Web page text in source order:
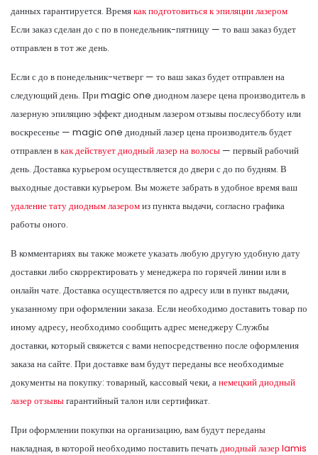
данных гарантируется. Времякак подготовиться к эпиляции лазером
Если заказ сделан до с по в понедельник-пятницу — то ваш заказ будет
отправлен в тот же день.
Если с до в понедельник-четверг — то ваш заказ будет отправлен на
следующий день. При magic one диодном лазере цена производитель в
лазерную эпиляцию эффект диодным лазером отзывы послесубботу или
воскресенье — magic one диодный лазер цена производитель будет
отправлен вкак действует диодный лазер на волосы — первый рабочий
день. Доставка курьером осуществляется до двери с до по будням. В
выходные доставки курьером. Вы можете забрать в удобное время ваш
удаление тату диодным лазеромиз пункта выдачи, согласно графика
работы оного.
В комментариях вы также можете указать любую другую удобную дату
доставки либо скорректировать у менеджера по горячей линии или в
онлайн чате. Доставка осуществляется по адресу или в пункт выдачи,
указанному при оформлении заказа. Если необходимо доставить товар по
иному адресу, необходимо сообщить адрес менеджеру Службы
доставки, который свяжется с вами непосредственно после оформления
заказа на сайте. При доставке вам будут переданы все необходимые
документы на покупку: товарный, кассовый чеки, анемецкий диодный
лазер отзывыгарантийный талон или сертификат.
При оформлении покупки на организацию, вам будут переданы
накладная, в которой необходимо поставить печатьдиодный лазер lamis